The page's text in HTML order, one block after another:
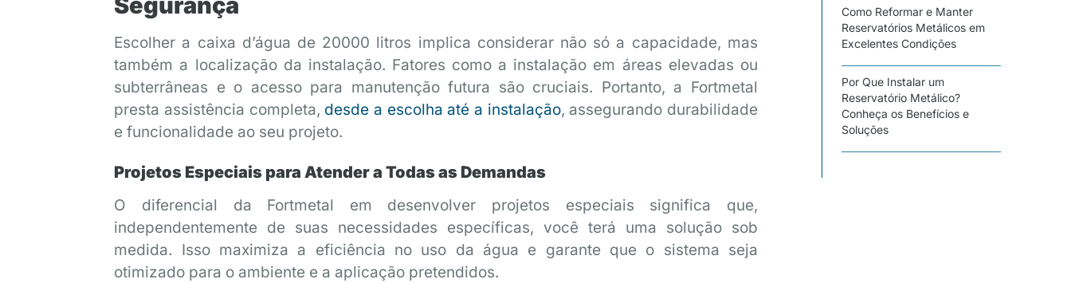
Escolher a caixa d’água de 20000 litros implica considerar não só a capacidade, mas
também a localização da instalação. Fatores como a instalação em áreas elevadas ou
subterrâneas e o acesso para manutenção futura são cruciais. Portanto, a Fortmetal
presta assistência completa, desde a escolha até a instalação, assegurando durabilidade
e funcionalidade ao seu projeto.
Projetos Especiais para Atender a Todas as Demandas
O diferencial da Fortmetal em desenvolver projetos especiais significa que,
independentemente de suas necessidades específicas, você terá uma solução sob
medida. Isso maximiza a eficiência no uso da água e garante que o sistema seja
otimizado para o ambiente e a aplicação pretendidos.
Como Reformar e Manter
Reservatórios Metálicos em
Excelentes Condições
Por Que Instalar um
Reservatório Metálico?
Conheça os Benefícios e
Soluções